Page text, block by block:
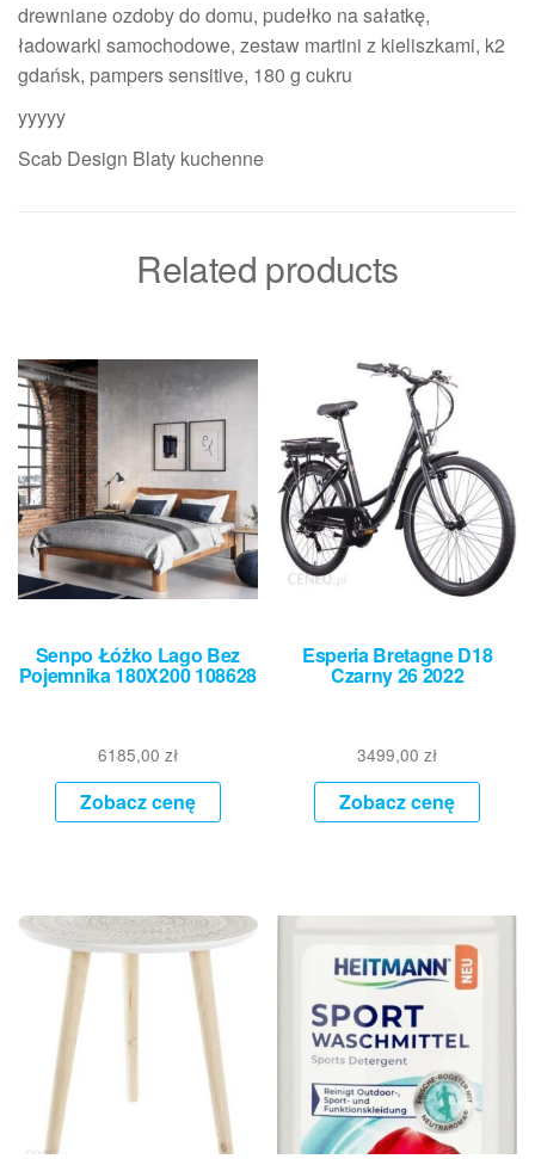
drewniane ozdoby do domu, pudełko na sałatkę,
ładowarki samochodowe, zestaw martini z kieliszkami, k2
gdańsk, pampers sensitive, 180 g cukru
yyyyy
Scab Design Blaty kuchenne
Related products
Senpo Łóżko Lago Bez
Pojemnika 180X200 108628
6185,00 zł
Zobacz cenę
Esperia Bretagne D18
Czarny 26 2022
3499,00zł
Zobacz cenę